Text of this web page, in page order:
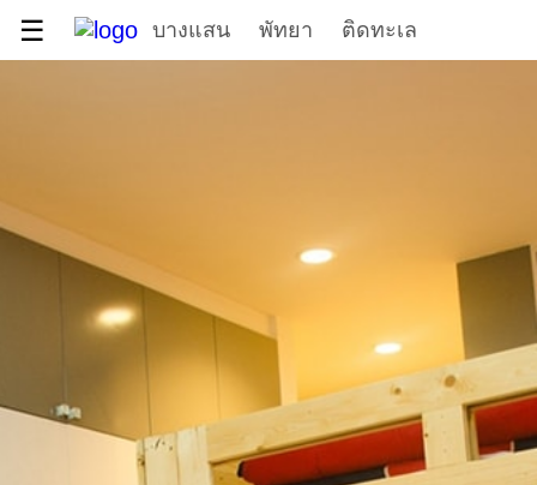
☰ บางแสน พัทยา ติดทะเล